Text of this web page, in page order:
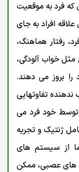
فرد به موقعیت
افراد به جای
رفتار هماهنگ،
خواب آلودگی،
را بروز می دهند.
تفاوتهایی
خود فرد می
ژنتیک و تجریه
از سیستم های
های عصبی، ممکن